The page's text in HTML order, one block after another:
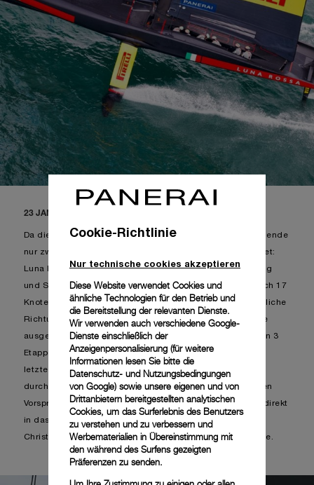
23 JANUAR 2021, AUCKLAND, NEW ZEALAND
Da die American Magic an Land blieb, finden am Wochenende
nur zwei Rennen statt und der Zeitplan wurde überarbeitet:
Luna Rossa Prada Pirelli und INEOS Team UK am Samstag
und Sonntag. Für das heutige Rennen mit durchschnittlich 17
Knoten aus Südwest wurde die Bahn C gewählt, die deutliche
Richtungs- und Intensitätswechsel enthält. Es wurde eine
ausgeglichene Regatta, bei der beide Boote in den ersten 3
Etappen abwechselnd die Führung übernahmen. Auf der
letzten Vormwindstrecke konnte das britische Team sich
durchsetzen und überquerte die Ziellinie mit 33 Sekunden
Vorsprung vor Luna Rossa. Mit diesem Sieg rückt INEOS direkt
in das PRADA Cup Finale vor und gewinnt den PRADA
Christmas Cup, der an Weihnachten nicht vergeben wurde.
Cookie-Richtlinie
Nur technische cookies akzeptieren
Diese Website verwendet Cookies und
ähnliche Technologien für den Betrieb und
die Bereitstellung der relevanten Dienste.
Wir verwenden auch verschiedene Google-
Dienste einschließlich der
Anzeigenpersonalisierung (für weitere
Informationen lesen Sie bitte die
Datenschutz- und Nutzungsbedingungen
von Google) sowie unsere eigenen und von
Drittanbietern bereitgestellten analytischen
Cookies, um das Surferlebnis des Benutzers
zu verstehen und zu verbessern und
Werbematerialien in Übereinstimmung mit
den während des Surfens gezeigten
Präferenzen zu senden.